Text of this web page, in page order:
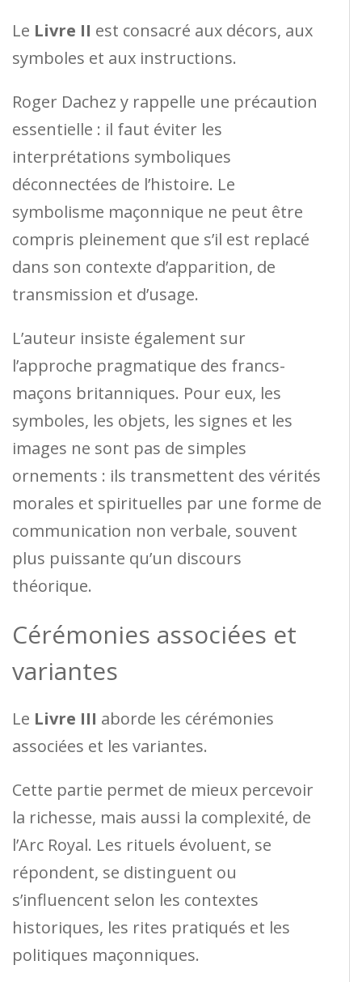
Le Livre II est consacré aux décors, aux
symboles et aux instructions.
Roger Dachez y rappelle une précaution
essentielle : il faut éviter les
interprétations symboliques
déconnectées de l’histoire. Le
symbolisme maçonnique ne peut être
compris pleinement que s’il est replacé
dans son contexte d’apparition, de
transmission et d’usage.
L’auteur insiste également sur
l’approche pragmatique des francs-
maçons britanniques. Pour eux, les
symboles, les objets, les signes et les
images ne sont pas de simples
ornements : ils transmettent des vérités
morales et spirituelles par une forme de
communication non verbale, souvent
plus puissante qu’un discours
théorique.
Cérémonies associées et
variantes
Le Livre III aborde les cérémonies
associées et les variantes.
Cette partie permet de mieux percevoir
la richesse, mais aussi la complexité, de
l’Arc Royal. Les rituels évoluent, se
répondent, se distinguent ou
s’influencent selon les contextes
historiques, les rites pratiqués et les
politiques maçonniques.